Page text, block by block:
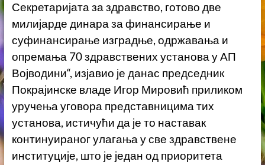
Секретаријата за здравство, готово две
милијарде динара за финансирање и
суфинансирање изградње, одржавања и
опремања 70 здравствених установа у АП
Војводини“, изјавио је данас председник
Покрајинске владе Игор Мировић приликом
уручења уговора представницима тих
установа, истичући да је то наставак
континуираног улагања у све здравствене
институције, што је један од приоритета